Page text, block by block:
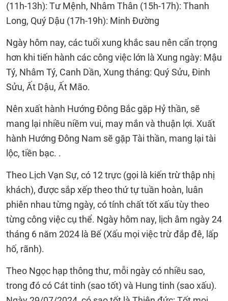
(11h-13h): Tư Mệnh, Nhâm Thân (15h-17h): Thanh
Long, Quý Dậu (17h-19h): Minh Đường
Ngày hôm nay, các tuổi xung khắc sau nên cẩn trọng
hơn khi tiến hành các công việc lớn là Xung ngày: Mậu
Tý, Nhâm Tý, Canh Dần, Xung tháng: Quý Sửu, Đinh
Sửu, Ất Dậu, Ất Mão.
Nên xuất hành Hướng Đông Bắc gặp Hỷ thần, sẽ
mang lại nhiều niềm vui, may mắn và thuận lợi. Xuất
hành Hướng Đông Nam sẽ gặp Tài thần, mang lại tài
lộc, tiền bạc. .
Theo Lịch Vạn Sự, có 12 trực (gọi là kiến trừ thập nhị
khách), được sắp xếp theo thứ tự tuần hoàn, luân
phiên nhau từng ngày, có tính chất tốt xấu tùy theo
từng công việc cụ thể. Ngày hôm nay, lịch âm ngày 24
tháng 6 năm 2024 là Bế (Xấu mọi việc trừ đắp đê, lấp
hố, rãnh).
Theo Ngọc hạp thông thư, mỗi ngày có nhiều sao,
trong đó có Cát tinh (sao tốt) và Hung tinh (sao xấu).